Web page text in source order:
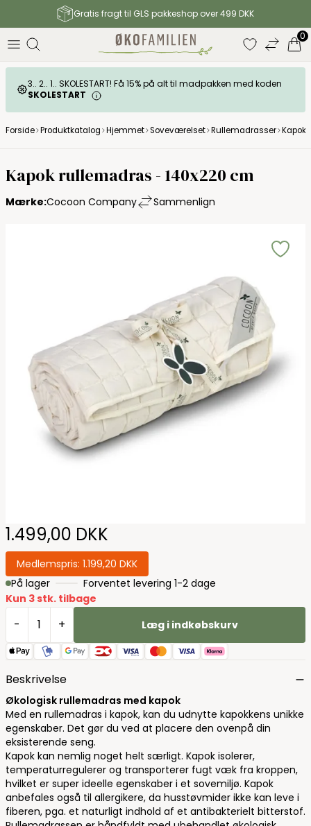
Gratis fragt til GLS pakkeshop over 499 DKK
0
3.. 2.. 1.. SKOLESTART! Få 15% på alt til madpakken med koden
SKOLESTART
Forside Produktkatalog Hjemmet Soveværelset Rullemadrasser Kapok
Kapok rullemadras - 140x220 cm
Mærke:Cocoon Company Sammenlign
1.499,00 DKK
Medlemspris: 1.199,20 DKK
På lager
Forventet levering 1-2 dage
Kun 3 stk. tilbage
- + Læg i indkøbskurv
Beskrivelse
Økologisk rullemadras med kapok
Med en rullemadras i kapok, kan du udnytte kapokkens unikke
egenskaber. Det gør du ved at placere den ovenpå din
eksisterende seng.
Kapok kan nemlig noget helt særligt. Kapok isolerer,
temperaturregulerer og transporterer fugt væk fra kroppen,
hvilket er super ideelle egenskaber i et sovemiljø. Kapok
anbefales også til allergikere, da husstøvmider ikke kan leve i
fiberen, pga. et naturligt indhold af et antibakterielt bitterstof.